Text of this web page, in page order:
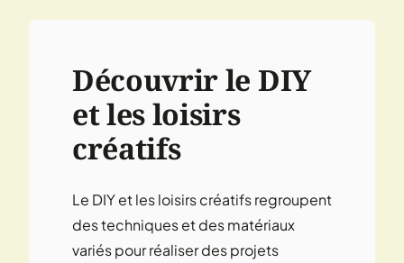
Découvrir le DIY
et les loisirs
créatifs
Le DIY et les loisirs créatifs regroupent
des techniques et des matériaux
variés pour réaliser des projets